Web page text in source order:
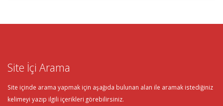
Site İçi Arama
Site içinde arama yapmak için aşağıda bulunan alan ile aramak istediğiniz
kelimeyi yazıp ilgili içerikleri görebilirsiniz.